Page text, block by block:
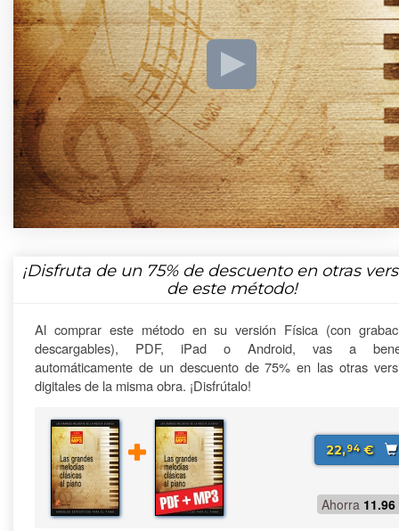
¡Disfruta de un 75%de descuento en otras
de este método!
Al comprar este método en su versión Física (con
descargables), PDF, iPad o Android, vas a
automáticamente de un descuento de 75% en las otras
digitales de la misma obra. ¡Disfrútalo!
22,94€
Ahorra 11.96